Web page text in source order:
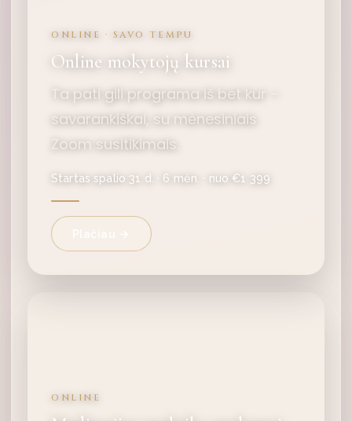
ONLINE · SAVO TEMPU
Online mokytojų kursai
Ta pati gili programa iš bet kur –
savarankiškai, su mėnesiniais
Zoom susitikimais.
Startas spalio 31 d. · 6 mėn. · nuo €1 399
ONLINE